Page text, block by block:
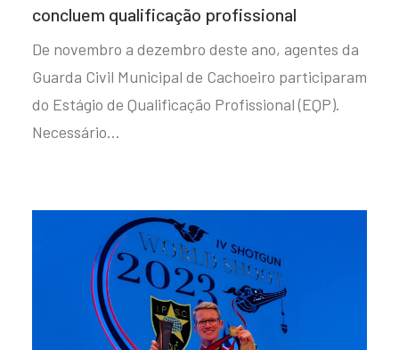
concluem qualificação profissional
De novembro a dezembro deste ano, agentes da
Guarda Civil Municipal de Cachoeiro participaram
do Estágio de Qualificação Profissional (EQP).
Necessário…